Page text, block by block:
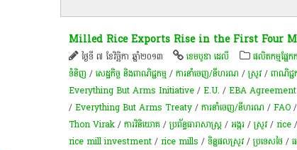
Milled Rice Exports Rise in the First Four
ថ្ងៃទី ៧ ខែវិច្ឆិកា ឆ្នាំ២០១៣ ខេមបូឌា ដេលី ផលិតកម្ម​ផ្នែ
ទំនិញ /សេដ្ឋកិច្ច និងពាណិជ្ជកម្ម/ការនាំចេញ/នីហរណ /​ស្រូវ​/ពាណិជ្ជ
Everything But Arms Initiative/E.U. /EBA Agreement
/Everything But Arms Treaty/ការនាំចេញ/នីហរណ /FAO/
Thon Virak/ការវិនិយោគ/ប្រព័ន្ធ​ធារាសាស្ត្រ​/​អង្ករ/ស្រូវ/rice/
rice mill investment/rice mills /ទិន្នផលស្រូវ/ប្រទេសថៃ /